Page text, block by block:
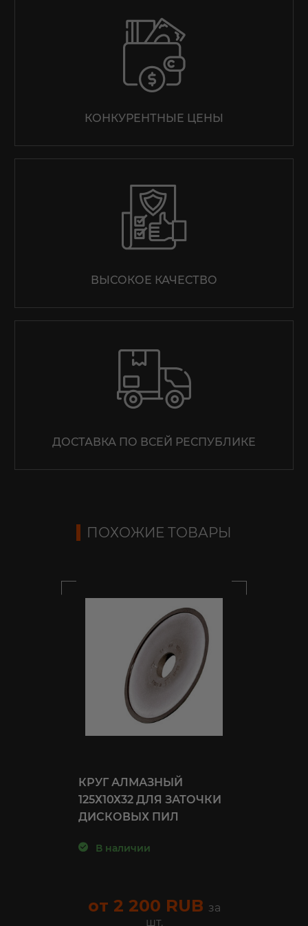
КОНКУРЕНТНЫЕ ЦЕНЫ
ВЫСОКОЕ КАЧЕСТВО
ДОСТАВКА ПО ВСЕЙ РЕСПУБЛИКЕ
ПОХОЖИЕ ТОВАРЫ
КРУГ АЛМАЗНЫЙ
125Х10Х32 ДЛЯ ЗАТОЧКИ
ДИСКОВЫХ ПИЛ
В наличии
от 2 200 RUB за
шт.
ЗАКАЗАТЬ ЗВОНОК
вопросам, которые действительно для Вас важны.
ОТПРАВИТЬ
ЗАКАЗАТЬ РЕМОНТ
Мы не передадим ваш телефон третьим лицам, только
позвоним и подробно проконсультируем по всем
вопросам, которые действительно для Вас важны.
ОТПРАВИТЬ